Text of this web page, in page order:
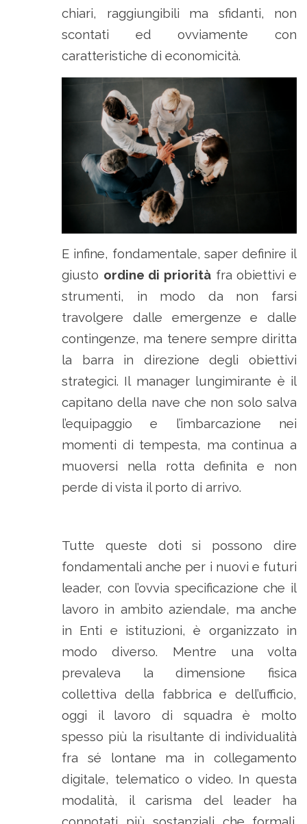
chiari, raggiungibili ma sfidanti, non
scontati ed ovviamente con
caratteristiche di economicità.
E infine, fondamentale, saper definire il
giusto ordine di priorità fra obiettivi e
strumenti, in modo da non farsi
travolgere dalle emergenze e dalle
contingenze, ma tenere sempre diritta
la barra in direzione degli obiettivi
strategici. Il manager lungimirante è il
capitano della nave che non solo salva
l’equipaggio e l’imbarcazione nei
momenti di tempesta, ma continua a
muoversi nella rotta definita e non
perde di vista il porto di arrivo.
Tutte queste doti si possono dire
fondamentali anche per i nuovi e futuri
leader, con l’ovvia specificazione che il
lavoro in ambito aziendale, ma anche
in Enti e istituzioni, è organizzato in
modo diverso. Mentre una volta
prevaleva la dimensione fisica
collettiva della fabbrica e dell’ufficio,
oggi il lavoro di squadra è molto
spesso più la risultante di individualità
fra sé lontane ma in collegamento
digitale, telematico o video. In questa
modalità, il carisma del leader ha